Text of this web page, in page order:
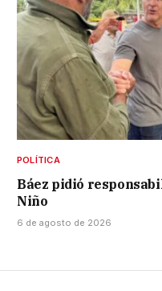
POLÍTICA
Báez pidió
Niño
6 de agosto de 2026